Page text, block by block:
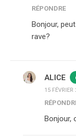
RÉPONDRE
Bonjour,
rave?
ALICE
15
Bonjour,